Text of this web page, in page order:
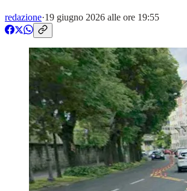
redazione·19 giugno 2026 alle ore 19:55